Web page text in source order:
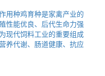
用种鸡育种是家禽产业的
性能优良、后代生命力强
现代饲料工业的重要组成
养代谢、肠道健康、抗应